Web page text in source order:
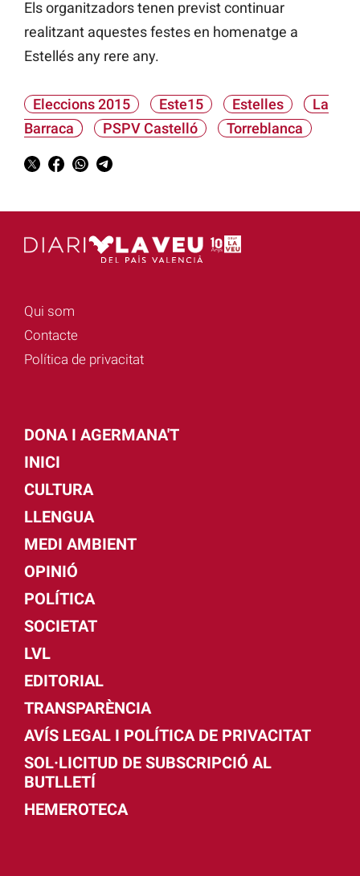
Els organitzadors tenen previst continuar
realitzant aquestes festes en homenatge a
Estellés any rere any.
Eleccions 2015 Este15 Estelles
La
Barraca
PSPV Castelló Torreblanca
Qui som
Contacte
Política de privacitat
DONA I AGERMANA'T
INICI
CULTURA
LLENGUA
MEDI AMBIENT
OPINIÓ
POLÍTICA
SOCIETAT
LVL
EDITORIAL
TRANSPARÈNCIA
AVÍS LEGAL I POLÍTICA DE PRIVACITAT
SOL·LICITUD DE SUBSCRIPCIÓ AL
BUTLLETÍ
HEMEROTECA